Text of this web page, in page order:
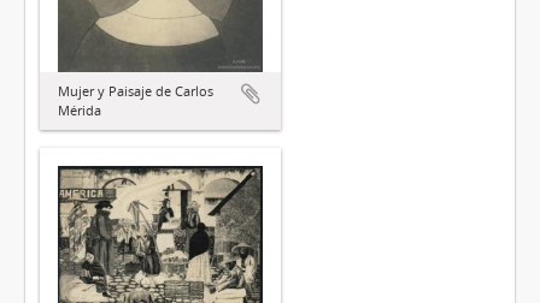
Mujer y Paisaje de Carlos
Mérida